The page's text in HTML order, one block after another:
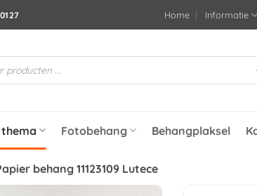
Home Informatie
Fotobehang Behangplaksel
behang 11123109 Lutece